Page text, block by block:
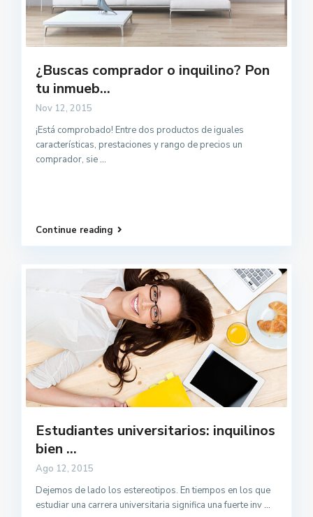
¿Buscas comprador o inquilino? Pon
tu inmueb...
Nov 12, 2015
¡Está comprobado! Entre dos productos de iguales
características, prestaciones y rango de precios un
comprador, sie...
Continue reading
Estudiantes universitarios: inquilinos
bien ...
Ago 12, 2015
Dejemos de lado los estereotipos. En tiempos en los que
estudiar una carrera universitaria significa una fuerte inv...